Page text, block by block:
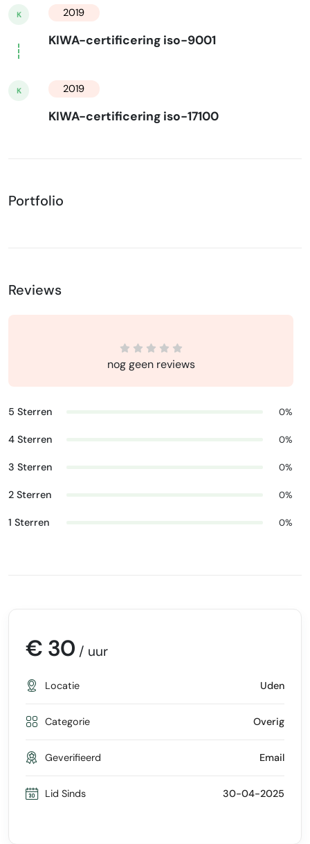
K 2019
KIWA-certificering iso-9001
K 2019
KIWA-certificering iso-17100
Portfolio
Reviews
nog geen reviews
5 Sterren 0%
4 Sterren 0%
3 Sterren 0%
2 Sterren 0%
1 Sterren 0%
€ 30 / uur
Locatie Uden
Categorie Overig
Geverifieerd Email
Lid Sinds 30-04-2025